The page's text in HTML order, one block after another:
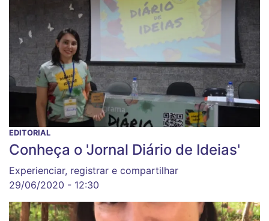
EDITORIAL
Conheça o 'Jornal Diário de Ideias'
Experienciar, registrar e compartilhar
29/06/2020 - 12:30